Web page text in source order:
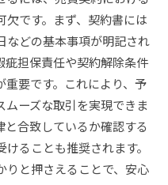
です。まず、契約書には
などの基本事項が明記され
疵担保責任や契約解除条件
重要です。これにより、予
ーズな取引を実現できま
合致しているか確認する
ることも推奨されます。
りと押さえることで、安心